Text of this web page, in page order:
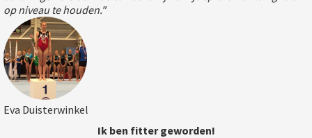
op niveau te houden."
Eva Duisterwinkel
Ik ben fitter geworden!